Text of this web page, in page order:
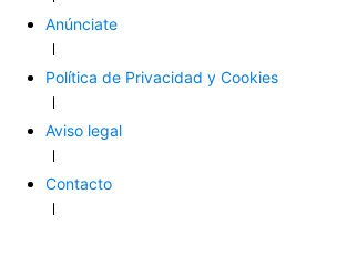
Anúnciate
Política de Privacidad y Cookies
Aviso legal
Contacto